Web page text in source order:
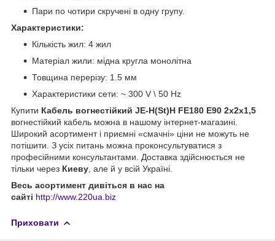
Пари по чотири скручені в одну групу.
Характеристики:
Кількість жил: 4 жил
Матеріал жили: мідна кругла монолітна
Товщина перерізу: 1.5 мм
Характеристики сети: ~ 300 V \ 50 Hz
Купити Кабель вогнестійкий JE-H(St)H FE180 E90 2x2x1,5
вогнестійкий кабель можна в нашому інтернет-магазині.
Широкий асортимент і приємні «смачні» ціни не можуть не
потішити. З усіх питань можна проконсультуватися з
професійними консультантами. Доставка здійснюється не
тільки через Киеву , але й у всій Україні.
Весь асортимент дивіться в нас на
сайті http://www.220ua.biz
Приховати